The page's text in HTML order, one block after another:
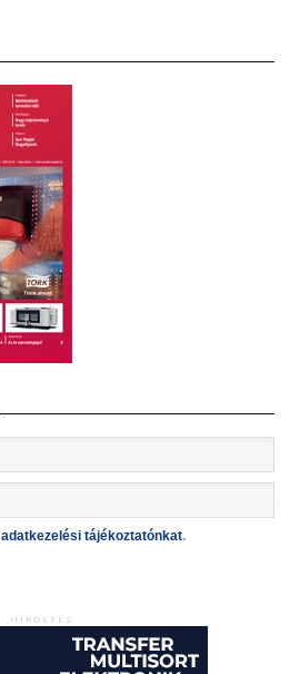
adatkezelési tájékoztatónkat.
HIRDETÉS